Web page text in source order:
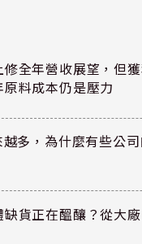
修全年營收展望，但
料成本仍是壓力
多，為什麼有些公
貨正在醞釀？從大